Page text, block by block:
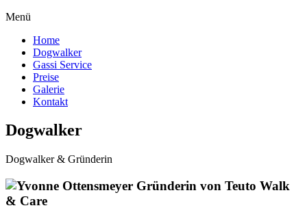
Menü
Home
Dogwalker
Gassi Service
Preise
Galerie
Kontakt
Dogwalker
Dogwalker & Gründerin